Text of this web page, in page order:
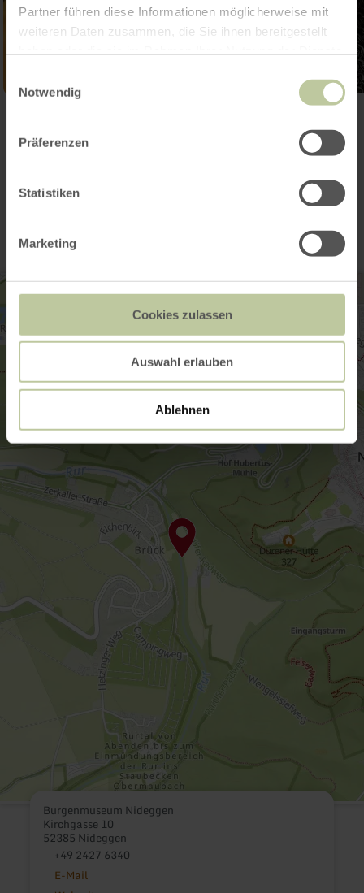
Partner führen diese Informationen möglicherweise mit
weiteren Daten zusammen, die Sie ihnen bereitgestellt
Notwendig
Präferenzen
Statistiken
Marketing
Cookies zulassen
Auswahl erlauben
Ablehnen
Kontakt
Burgenmuseum Nideggen
Kirchgasse 10
52385 Nideggen
+49 2427 6340
E-Mail